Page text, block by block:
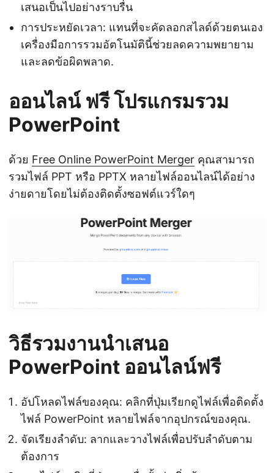
เสนอเป็นไปอย่างราบรื่น
การประหยัดเวลา: แทนที่จะคัดลอกสไลด์ด้วยตนเอง
เครื่องมือการรวมอัตโนมัตินี้ช่วยลดความพยายาม
และลดข้อผิดพลาด.
ออนไลน์ ฟรี โปรแกรมรวม
PowerPoint
ด้วย Free Online PowerPoint Merger คุณสามารถ
รวมไฟล์ PPT หรือ PPTX หลายไฟล์ออนไลน์ได้อย่าง
ง่ายดายโดยไม่ต้องติดตั้งซอฟต์แวร์ใดๆ
วิธีรวมงานนำเสนอ
PowerPoint ออนไลน์ฟรี
อัปโหลดไฟล์ของคุณ: คลิกที่ปุ่มเรียกดูไฟล์เพื่อติดตั้ง
ไฟล์ PowerPoint หลายไฟล์จากอุปกรณ์ของคุณ.
จัดเรียงลำดับ: ลากและวางไฟล์เพื่อปรับลำดับตาม
ต้องการ